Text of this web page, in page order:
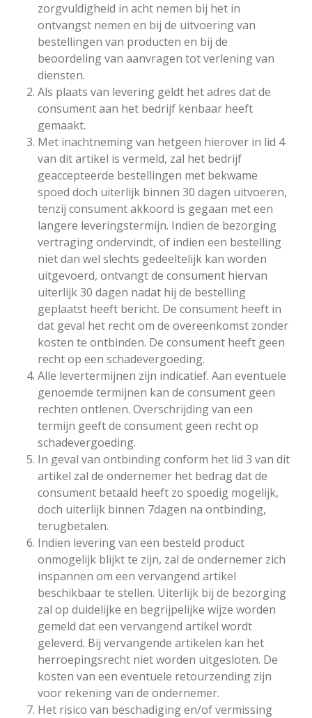
zorgvuldigheid in acht nemen bij het in
ontvangst nemen en bij de uitvoering van
bestellingen van producten en bij de
beoordeling van aanvragen tot verlening van
diensten.
Als plaats van levering geldt het adres dat de
consument aan het bedrijf kenbaar heeft
gemaakt.
Met inachtneming van hetgeen hierover in lid 4
van dit artikel is vermeld, zal het bedrijf
geaccepteerde bestellingen met bekwame
spoed doch uiterlijk binnen 30 dagen uitvoeren,
tenzij consument akkoord is gegaan met een
langere leveringstermijn. Indien de bezorging
vertraging ondervindt, of indien een bestelling
niet dan wel slechts gedeeltelijk kan worden
uitgevoerd, ontvangt de consument hiervan
uiterlijk 30 dagen nadat hij de bestelling
geplaatst heeft bericht. De consument heeft in
dat geval het recht om de overeenkomst zonder
kosten te ontbinden. De consument heeft geen
recht op een schadevergoeding.
Alle levertermijnen zijn indicatief. Aan eventuele
genoemde termijnen kan de consument geen
rechten ontlenen. Overschrijding van een
termijn geeft de consument geen recht op
schadevergoeding.
In geval van ontbinding conform het lid 3 van dit
artikel zal de ondernemer het bedrag dat de
consument betaald heeft zo spoedig mogelijk,
doch uiterlijk binnen 7dagen na ontbinding,
terugbetalen.
Indien levering van een besteld product
onmogelijk blijkt te zijn, zal de ondernemer zich
inspannen om een vervangend artikel
beschikbaar te stellen. Uiterlijk bij de bezorging
zal op duidelijke en begrijpelijke wijze worden
gemeld dat een vervangend artikel wordt
geleverd. Bij vervangende artikelen kan het
herroepingsrecht niet worden uitgesloten. De
kosten van een eventuele retourzending zijn
voor rekening van de ondernemer.
Het risico van beschadiging en/of vermissing